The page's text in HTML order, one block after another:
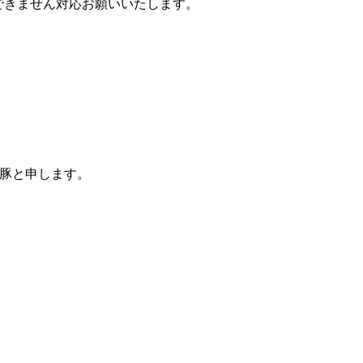
ません対応お願いいたします。
と申します。